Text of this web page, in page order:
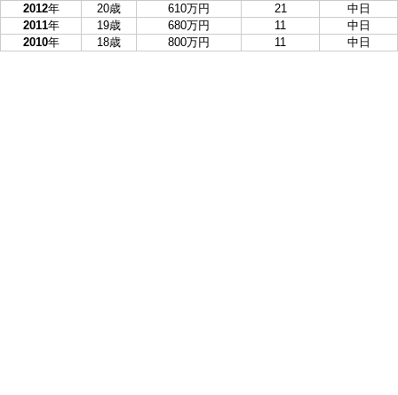
2012年 20歳 610万円 21
中日
2011年 19歳 680万円 11
中日
2010年 18歳 800万円 11 中日